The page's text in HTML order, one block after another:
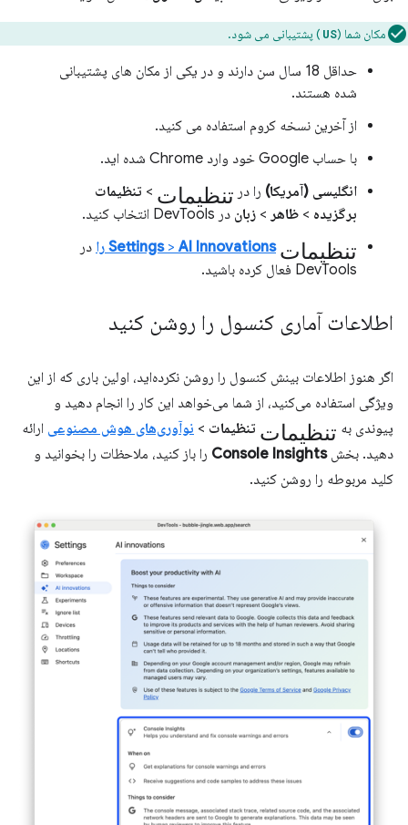
مکان شما (US ) پشتیبانی می شود.
حداقل 18 سال سن دارند و در یکی از مکان های پشتیبانی
شده هستند.
از آخرین نسخه کروم استفاده می کنید.
با حساب Google خود وارد Chrome شده اید.
انگلیسی (آمریکا) را در تنظیمات > تنظیمات
برگزیده > ظاهر > زبان در DevTools انتخاب کنید.
تنظیمات Settings>AI Innovations را
در
DevTools فعال کرده باشید.
اطلاعات آماری کنسول را روشن کنید
اگر هنوز اطلاعات بینش کنسول را روشن نکرده‌اید، اولین باری که از این
ویژگی استفاده می‌کنید، از شما می‌خواهد این کار را انجام دهید و
پیوندی به تنظیمات تنظیمات > نوآوری‌های هوش مصنوعی ارائه
دهید. بخشConsole Insights را باز کنید، ملاحظات را بخوانید و
کلید مربوطه را روشن کنید.